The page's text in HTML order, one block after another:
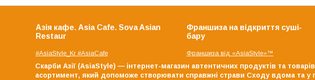
Азія кафе. Asia Cafe. Sova Asian
Restaur
#AsiaStyle_Kr #AsiaCafe
Франшиза на відкриття суші-
бару
Франшиза від «AsiaStyle»™
Скарби Азії (AsiaStyle) — інтернет-магазин автентичних продуктів та товарів
асортимент, який допоможе створювати справжні страви Сходу вдома та у